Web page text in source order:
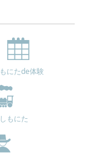
にたde体験
もにた